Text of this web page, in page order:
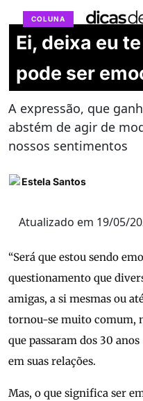
COLUNA
Ei, deixa eu
pode ser
A expressão, que
abstém de agir de
nossos sentimentos
Estela Santos
Atualizado em 19/05/
“Será que estou sendo
questionamento que
amigas, a si mesmas ou
tornou-se muito comum,
que passaram dos 30
em suas relações.
Mas, o que significa ser